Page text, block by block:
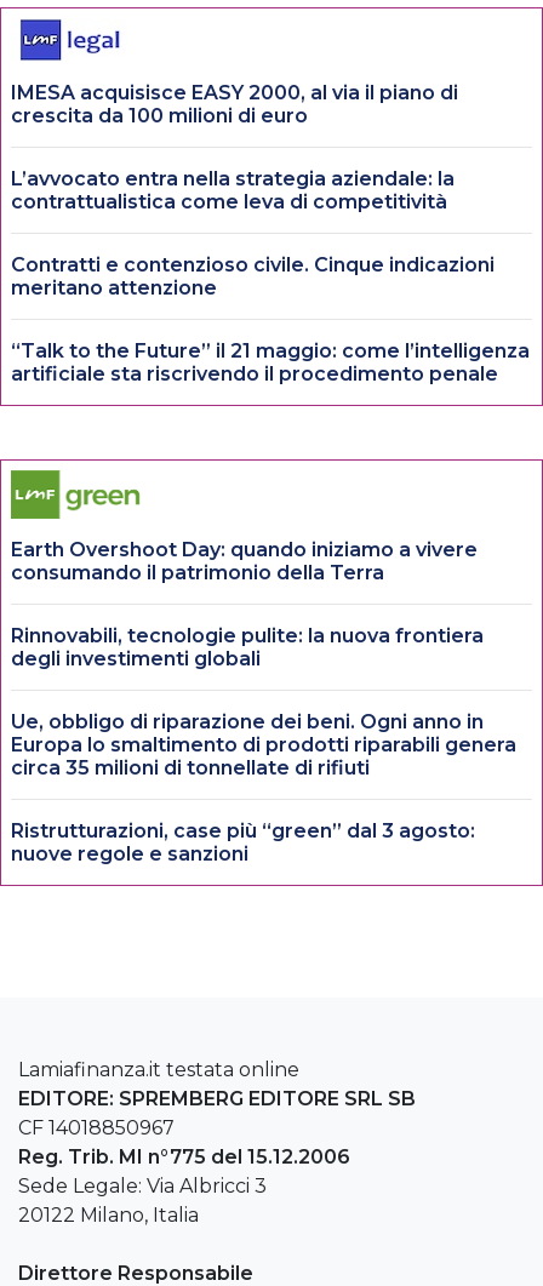
IMESA acquisisce EASY 2000, al via il piano di
crescita da 100 milioni di euro
L’avvocato entra nella strategia aziendale: la
contrattualistica come leva di competitività
Contratti e contenzioso civile. Cinque indicazioni
meritano attenzione
“Talk to the Future” il 21 maggio: come l’intelligenza
artificiale sta riscrivendo il procedimento penale
Earth Overshoot Day: quando iniziamo a vivere
consumando il patrimonio della Terra
Rinnovabili, tecnologie pulite: la nuova frontiera
degli investimenti globali
Ue, obbligo di riparazione dei beni. Ogni anno in
Europa lo smaltimento di prodotti riparabili genera
circa 35 milioni di tonnellate di rifiuti
Ristrutturazioni, case più “green” dal 3 agosto:
nuove regole e sanzioni
Lamiafinanza.it testata online
EDITORE: SPREMBERG EDITORE SRL SB
CF 14018850967
Reg. Trib. MI n°775 del 15.12.2006
Sede Legale: Via Albricci 3
20122 Milano, Italia
Direttore Responsabile